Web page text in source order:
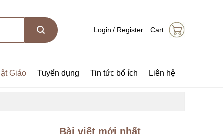
Login / Register Cart
Giáo Tuyển dụng Tin tức bổ ích Liên hệ
Bài viết mới nhất